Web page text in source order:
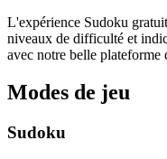
L'expérience Sudoku
niveaux de difficulté et
avec notre belle plateforme
Modes de jeu
Sudoku